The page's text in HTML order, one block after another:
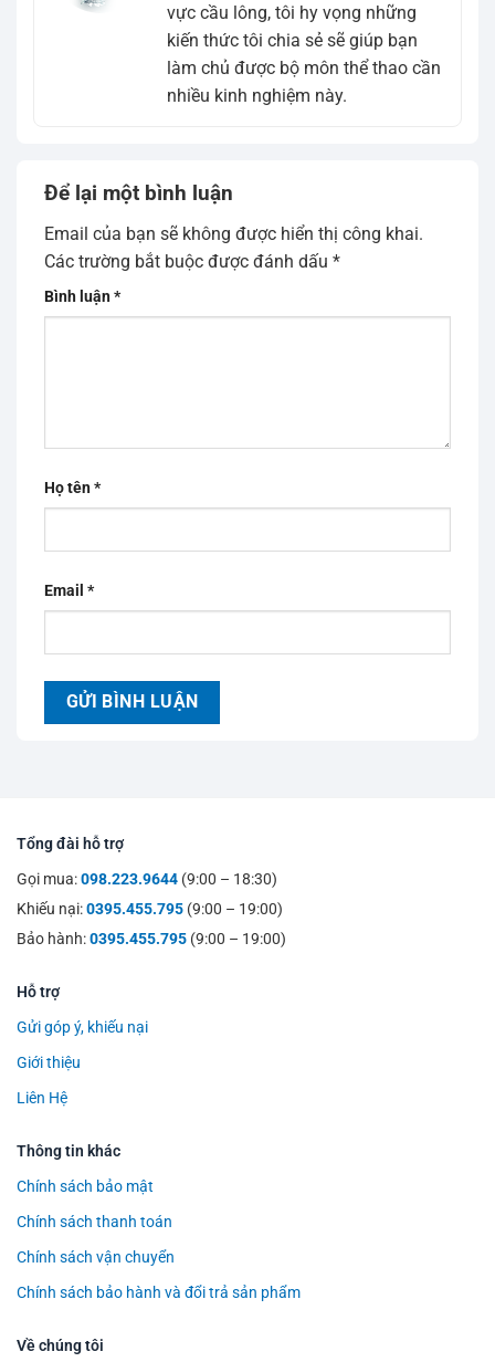
vực cầu lông, tôi hy vọng những
kiến thức tôi chia sẻ sẽ giúp bạn
làm chủ được bộ môn thể thao cần
nhiều kinh nghiệm này.
Để lại một bình luận
Email của bạn sẽ không được hiển thị công khai.
Các trường bắt buộc được đánh dấu *
Bình luận*
Họ tên*
Email *
Tổng đài hỗ trợ
Gọi mua:098.223.9644 (9:00 – 18:30)
Khiếu nại:0395.455.795 (9:00 – 19:00)
Bảo hành:0395.455.795 (9:00 – 19:00)
Hỗ trợ
Gửi góp ý, khiếu nại
Giới thiệu
Liên Hệ
Thông tin khác
Chính sách bảo mật
Chính sách thanh toán
Chính sách vận chuyển
Chính sách bảo hành và đổi trả sản phẩm
Về chúng tôi